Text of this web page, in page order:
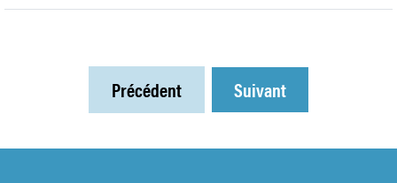
Précédent Suivant